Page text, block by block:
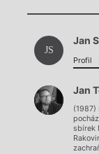
JS
Jan
Profil
Jan
(1987)
sbírek